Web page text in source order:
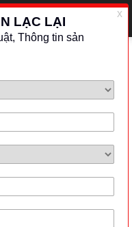
– Giải pháp
nghiệm
nghiệp
268